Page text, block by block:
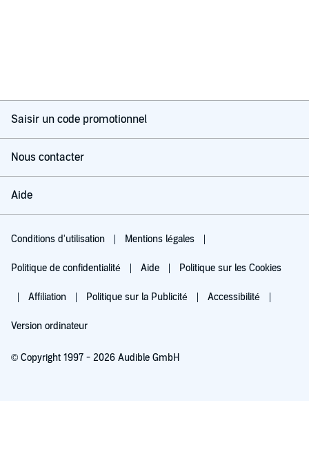
Saisir un code promotionnel
Nous contacter
Aide
Conditions d'utilisation Mentions légales
Politique de confidentialité Aide Politique sur les Cookies
Affiliation Politique sur la Publicité Accessibilité
Version ordinateur
© Copyright 1997 - 2026 Audible GmbH